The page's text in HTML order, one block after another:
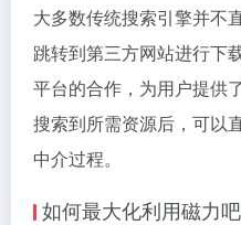
大多数传统搜索引擎并不
跳转到第三方网站进行下
平台的合作，为用户提供
搜索到所需资源后，可以
中介过程。
如何最大化利用磁力吧